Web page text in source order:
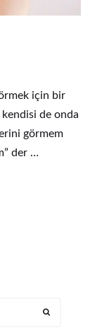
için bir
de onda
görmem
der …